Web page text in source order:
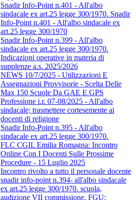
Snadir Info-Point n.401 - All'albo
sindacale ex art.25 legge 300/1970. Snadir
Info-Point n.401 - All'albo sindacale ex
art.25 legge 300/1970
Snadir Info-Point n.399 - All'albo
sindacale ex art.25 legge 300/1970.
Indicazioni operative in materia di
supplenze a.s. 2025/2026
NEWS 10/7/2025 - Utilizzazioni E
Assegnazioni Provvisorie - Scelta Delle
Max 150 Scuole Da GAE E GPS
Professione i.r. 07-08/2025 - All'albo
sindacale; trasmettere cortesemente ai
docenti di religione
Snadir Info-Point n.395 - All'albo
sindacale ex art.25 legge 300/1970.
FLC CGIL Emilia Romagna: Incontro
Online Con I Docenti Sulle Prossime
Procedure - 15 Luglio 2025
Incontro rivolto a tutto il personale docente
snadir info-point n.394- all'albo sindacale
ex art.25 legge 300/1970. scuola,
audizione VII commissione, FGU: